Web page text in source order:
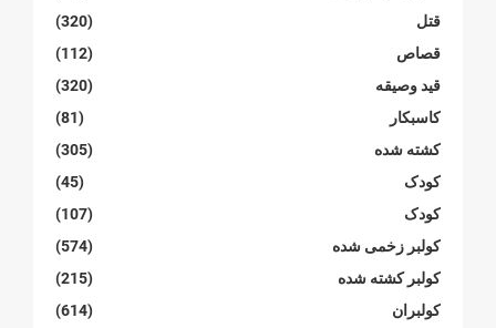
قتل
(320)
قصاص
(112)
قید وصیقه
(320)
کاسبکار
(81)
کشته شده
(305)
کودک
(45)
کودک
(107)
کولبر زخمی شدە
(574)
کولبر کشتە شدە
(215)
کولبران
(614)